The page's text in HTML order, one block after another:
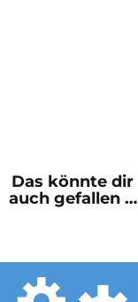
Das könnte dir
auch gefallen …